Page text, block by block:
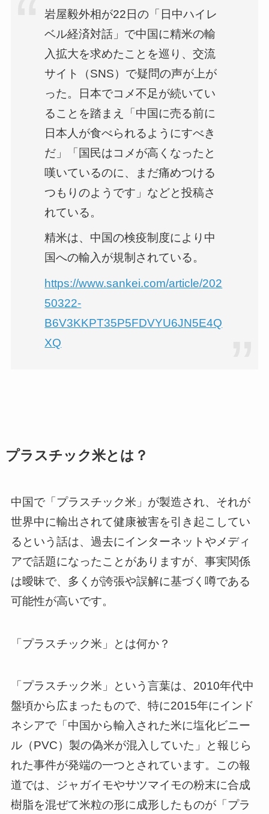
岩屋毅外相が22日の「日中ハイレ
ベル経済対話」で中国に精米の輸
入拡大を求めたことを巡り、交流
サイト（SNS）で疑問の声が上が
った。日本でコメ不足が続いてい
ることを踏まえ「中国に売る前に
日本人が食べられるようにすべき
だ」「国民はコメが高くなったと
嘆いているのに、まだ痛めつける
つもりのようです」などと投稿さ
れている。
精米は、中国の検疫制度により中
国への輸入が規制されている。
https://www.sankei.com/article/202
50322-
B6V3KKPT35P5FDVYU6JN5E4Q
XQ
プラスチック米とは？
中国で「プラスチック米」が製造され、それが
世界中に輸出されて健康被害を引き起こしてい
るという話は、過去にインターネットやメディ
アで話題になったことがありますが、事実関係
は曖昧で、多くが誇張や誤解に基づく噂である
可能性が高いです。
「プラスチック米」とは何か？
「プラスチック米」という言葉は、2010年代中
盤頃から広まったもので、特に2015年にインド
ネシアで「中国から輸入された米に塩化ビニー
ル（PVC）製の偽米が混入していた」と報じら
れた事件が発端の一つとされています。この報
道では、ジャガイモやサツマイモの粉末に合成
樹脂を混ぜて米粒の形に成形したものが「プラ